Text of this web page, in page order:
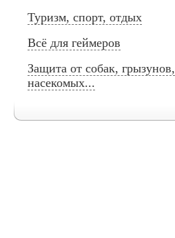
Туризм, спорт, отдых
Всё для геймеров
Защита от собак, грызунов,
насекомых...